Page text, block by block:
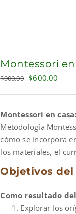
Montessori
$900.00 Original
$900.00.
$600.00
Montessori en
Metodología
cómo se incorpora
los materiales, el
Objetivos
Como resultado
Explorar los